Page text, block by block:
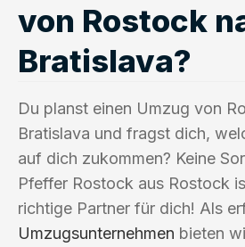
von Rostock
Bratislava?
Du planst einen Umzug von
Bratislava und fragst dich,
auf dich zukommen? Keine
Pfeffer Rostock aus Rostock
richtige Partner für dich! Als
Umzugsunternehmen bieten